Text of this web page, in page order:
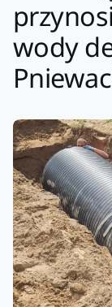
wody